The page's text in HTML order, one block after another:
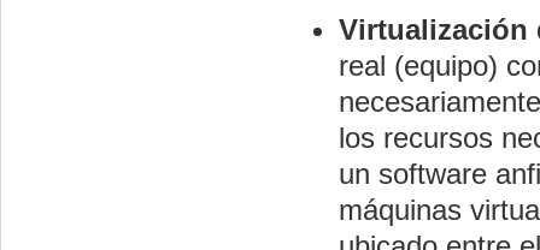
Virtualización
real (equipo)
los recursos
un software
máquinas